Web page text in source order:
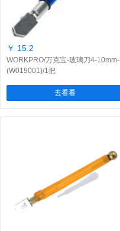
￥ 15.2
WORKPRO/万克宝-玻璃刀4-10mm-
(W019001)/1把
去看看